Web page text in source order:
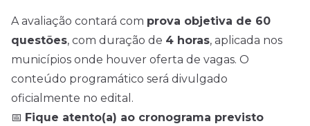
A avaliação contará com prova objetiva de 60
questões, com duração de 4 horas, aplicada nos
municípios onde houver oferta de vagas. O
conteúdo programático será divulgado
oficialmente no edital.
📅 Fique atento(a) ao cronograma previsto